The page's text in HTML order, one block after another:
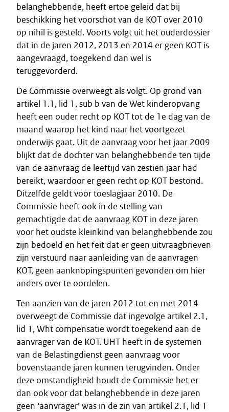
belanghebbende, heeft ertoe geleid dat bij
beschikking het voorschot van de KOT over 2010
op nihil is gesteld. Voorts volgt uit het ouderdossier
dat in de jaren 2012, 2013 en 2014 er geen KOT is
aangevraagd, toegekend dan wel is
teruggevorderd.
De Commissie overweegt als volgt. Op grond van
artikel 1.1, lid 1, sub b van de Wet kinderopvang
heeft een ouder recht op KOT tot de 1e dag van de
maand waarop het kind naar het voortgezet
onderwijs gaat. Uit de aanvraag voor het jaar 2009
blijkt dat de dochter van belanghebbende ten tijde
van de aanvraag de leeftijd van zestien jaar had
bereikt, waardoor er geen recht op KOT bestond.
Ditzelfde geldt voor toeslagjaar 2010. De
Commissie heeft ook in de stelling van
gemachtigde dat de aanvraag KOT in deze jaren
voor het oudste kleinkind van belanghebbende zou
zijn bedoeld en het feit dat er geen uitvraagbrieven
zijn verstuurd naar aanleiding van de aanvragen
KOT, geen aanknopingspunten gevonden om hier
anders over te oordelen.
Ten aanzien van de jaren 2012 tot en met 2014
overweegt de Commissie dat ingevolge artikel 2.1,
lid 1, Wht compensatie wordt toegekend aan de
aanvrager van de KOT. UHT heeft in de systemen
van de Belastingdienst geen aanvraag voor
bovenstaande jaren kunnen terugvinden. Onder
deze omstandigheid houdt de Commissie het er
dan ook voor dat belanghebbende in deze jaren
geen ‘aanvrager’ was in de zin van artikel 2.1, lid 1